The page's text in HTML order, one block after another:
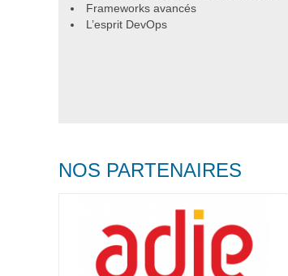
Frameworks avancés
L’esprit DevOps
NOS PARTENAIRES